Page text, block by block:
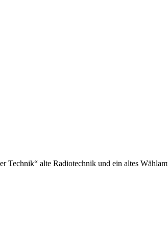
alte Radiotechnik und ein altes